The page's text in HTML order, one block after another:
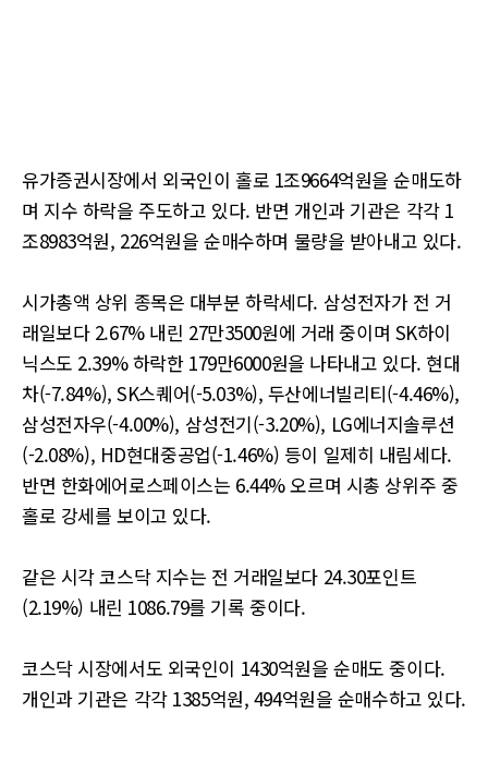
유가증권시장에서 외국인이 홀로 1조9664억원을 순매도하
며 지수 하락을 주도하고 있다. 반면 개인과 기관은 각각 1
조8983억원, 226억원을 순매수하며 물량을 받아내고 있다.
시가총액 상위 종목은 대부분 하락세다. 삼성전자가 전 거
래일보다 2.67% 내린 27만3500원에 거래 중이며 SK하이
닉스도 2.39% 하락한 179만6000원을 나타내고 있다. 현대
차(-7.84%), SK스퀘어(-5.03%), 두산에너빌리티(-4.46%),
삼성전자우(-4.00%), 삼성전기(-3.20%), LG에너지솔루션
(-2.08%), HD현대중공업(-1.46%) 등이 일제히 내림세다.
반면 한화에어로스페이스는 6.44% 오르며 시총 상위주 중
홀로 강세를 보이고 있다.
같은 시각 코스닥 지수는 전 거래일보다 24.30포인트
(2.19%) 내린 1086.79를 기록 중이다.
코스닥 시장에서도 외국인이 1430억원을 순매도 중이다.
개인과 기관은 각각 1385억원, 494억원을 순매수하고 있다.